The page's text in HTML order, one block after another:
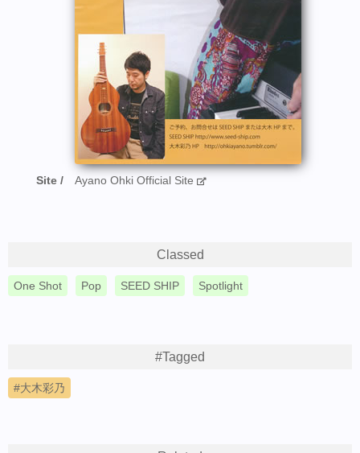
Site Ayano Ohki Official Site
Classed
One Shot Pop SEED SHIP Spotlight
#Tagged
大木彩乃